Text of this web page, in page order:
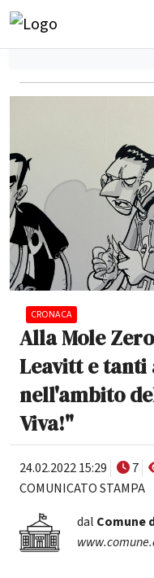
CRONACA
Alla Mole
Leavitt e
nell'ambito
Viva!"
24.02.2022 15:29 7
COMUNICATO STAMPA
dal Comune